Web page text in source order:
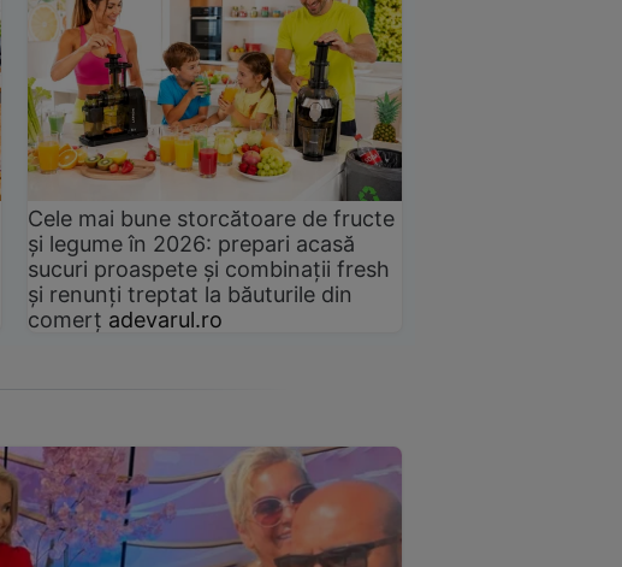
Cele mai bune storcătoare de fructe
și legume în 2026: prepari acasă
sucuri proaspete și combinații fresh
și renunți treptat la băuturile din
comerț adevarul.ro